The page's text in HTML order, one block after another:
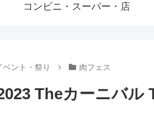
コンビニ・スーパー・店
ベント・祭り 肉フェス
Theカーニバル